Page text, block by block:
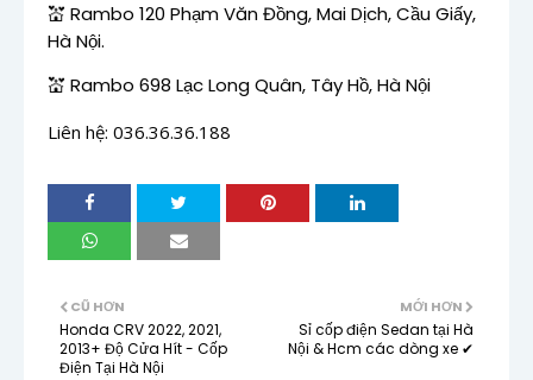
💒 Rambo 120 Phạm Văn Đồng, Mai Dịch, Cầu Giấy,
Hà Nội.
💒 Rambo 698 Lạc Long Quân, Tây Hồ, Hà Nội
Liên hệ: 036.36.36.188
MỚI HƠN
Sỉ cốp điện Sedan tại Hà
Nội & Hcm các dòng xe ✔
CŨ HƠN
Honda CRV 2022, 2021,
2013+ Độ Cửa Hít - Cốp
Điện Tại Hà Nội